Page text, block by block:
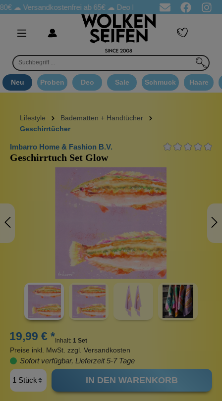
Versandkostenfrei ab 65€☁ Deo Proben in jeder Bestellung
Neu Proben Deo Sale Schmuck Haare
Lifestyle
Badematten + Handtücher
Geschirrtücher
Imbarro Home & Fashion B.V.
Geschirrtuch Set Glow
19,99 € * Inhalt: 1 Set
Preise inkl. MwSt. zzgl. Versandkosten
Sofort verfügbar, Lieferzeit 5-7 Tage
IN DEN WARENKORB